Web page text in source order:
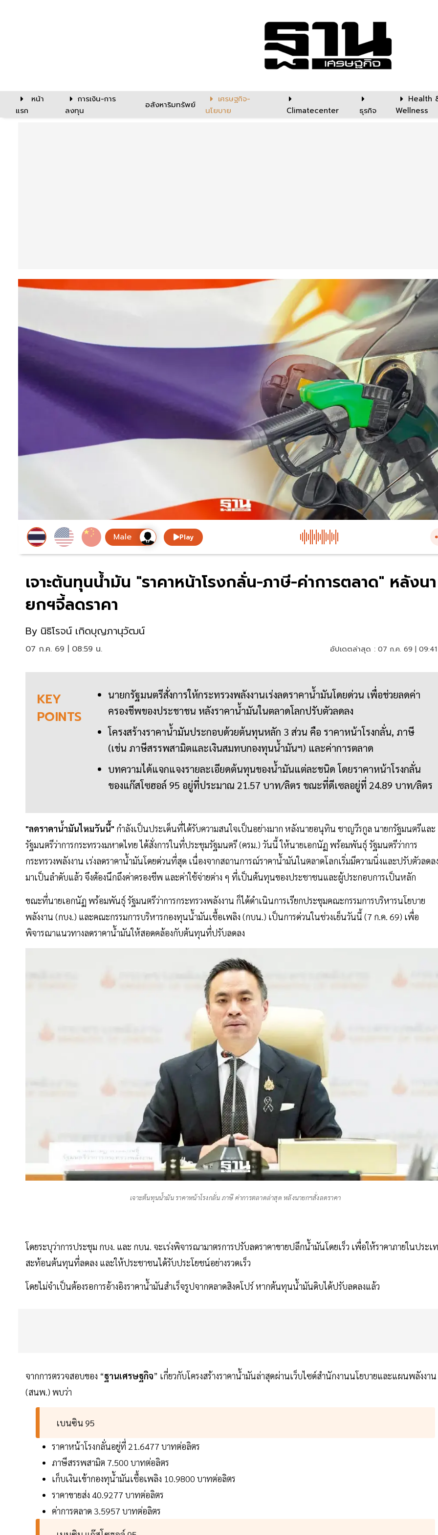
หน้า
แรก
การเงิน-การ
ลงทุน
อสังหาริมทรัพย์
เศรษฐกิจ-
นโยบาย
Climatecenter ธุรกิจ
Health
Wellness
Play
เจาะต้นทุนน้ำมัน "ราคาหน้าโรงกลั่น-ภาษี-ค่าการตลาด" หลังนา
ยกฯจี้ลดราคา
By นิธิโรจน์ เกิดบุญภานุวัฒน์
07 ก.ค. 69 | 08:59 น. อัปเดตล่าสุด : 07 ก.ค. 69 |
KEY
POINTS
นายกรัฐมนตรีสั่งการให้กระทรวงพลังงานเร่งลดราคาน้ำมันโดยด่วน เพื่อช่วยลดค่า
ครองชีพของประชาชน หลังราคาน้ำมันในตลาดโลกปรับตัวลดลง
โครงสร้างราคาน้ำมันประกอบด้วยต้นทุนหลัก 3 ส่วน คือ ราคาหน้าโรงกลั่น, ภาษี
(เช่น ภาษีสรรพสามิตและเงินสมทบกองทุนน้ำมันฯ) และค่าการตลาด
บทความได้แจกแจงรายละเอียดต้นทุนของน้ำมันแต่ละชนิด โดยราคาหน้าโรงกลั่น
ของแก๊สโซฮอล์ 95 อยู่ที่ประมาณ 21.57 บาท/ลิตร ขณะที่ดีเซลอยู่ที่ 24.89 บาท/ลิตร
"ลดราคาน้ำมันไหมวันนี้" กำลังเป็นประเด็นที่ได้รับความสนใจเป็นอย่างมาก หลังนายอนุทิน ชาญวีรกูล นายกรัฐมนตรีและ
รัฐมนตรีว่าการกระทรวงมหาดไทย ได้สั่งการในที่ประชุมรัฐมนตรี (ครม.) วันนี้ ให้นายเอกนัฏ พร้อมพันธุ์ รัฐมนตรีว่าการ
กระทรวงพลังงาน เร่งลดราคาน้ำมันโดยด่วนที่สุด เนื่องจากสถานการณ์ราคาน้ำมันในตลาดโลกเริ่มมีความนิ่งและปรับตัวลดล
มาเป็นลำดับแล้ว จึงต้องนึกถึงค่าครองชีพ และค่าใช้จ่ายต่าง ๆ ที่เป็นต้นทุนของประชาชนและผู้ประกอบการเป็นหลัก
ขณะที่นายเอกนัฏ พร้อมพันธุ์ รัฐมนตรีว่าการกระทรวงพลังงาน ก็ได้ดำเนินการเรียกประชุมคณะกรรมการบริหารนโยบาย
พลังงาน (กบง.) และคณะกรรมการบริหารกองทุนน้ำมันเชื้อเพลิง (กบน.) เป็นการด่วนในช่วงเย็นวันนี้ (7 ก.ค. 69) เพื่อ
พิจารณาแนวทางลดราคาน้ำมันให้สอดคล้องกับต้นทุนที่ปรับลดลง
เจาะต้นทุนน้ำมัน ราคาหน้าโรงกลั่น ภาษี ค่าการตลาดล่าสุด หลังนายกฯสั่งลดราคา
โดยระบุว่าการประชุม กบง. และ กบน. จะเร่งพิจารณามาตรการปรับลดราคาขายปลีกน้ำมันโดยเร็ว เพื่อให้ราคาภายในประเ
สะท้อนต้นทุนที่ลดลง และให้ประชาชนได้รับประโยชน์อย่างรวดเร็ว
โดยไม่จำเป็นต้องรอการอ้างอิงราคาน้ำมันสำเร็จรูปจากตลาดสิงคโปร์ หากต้นทุนน้ำมันดิบได้ปรับลดลงแล้ว
จากการตรวจสอบของ “ฐานเศรษฐกิจ” เกี่ยวกับโครงสร้างราคาน้ำมันล่าสุดผ่านเว็บไซด์สำนักงานนโยบายและแผนพลังงาน
(สนพ.) พบว่า
เบนซิน 95
ราคาหน้าโรงกลั่นอยู่ที่ 21.6477 บาทต่อลิตร
ภาษีสรรพสามิต 7.500 บาทต่อลิตร
เก็บเงินเข้ากองทุน้ำมันเชื้อเพลิง 10.9800 บาทต่อลิตร
ราคาขายส่ง 40.9277 บาทต่อลิตร
ค่าการตลาด 3.5957 บาทต่อลิตร